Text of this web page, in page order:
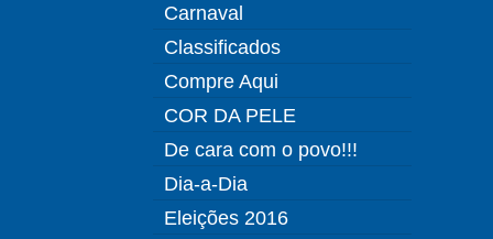
Carnaval
Classificados
Compre Aqui
COR DA PELE
De cara com o povo!!!
Dia-a-Dia
Eleições 2016